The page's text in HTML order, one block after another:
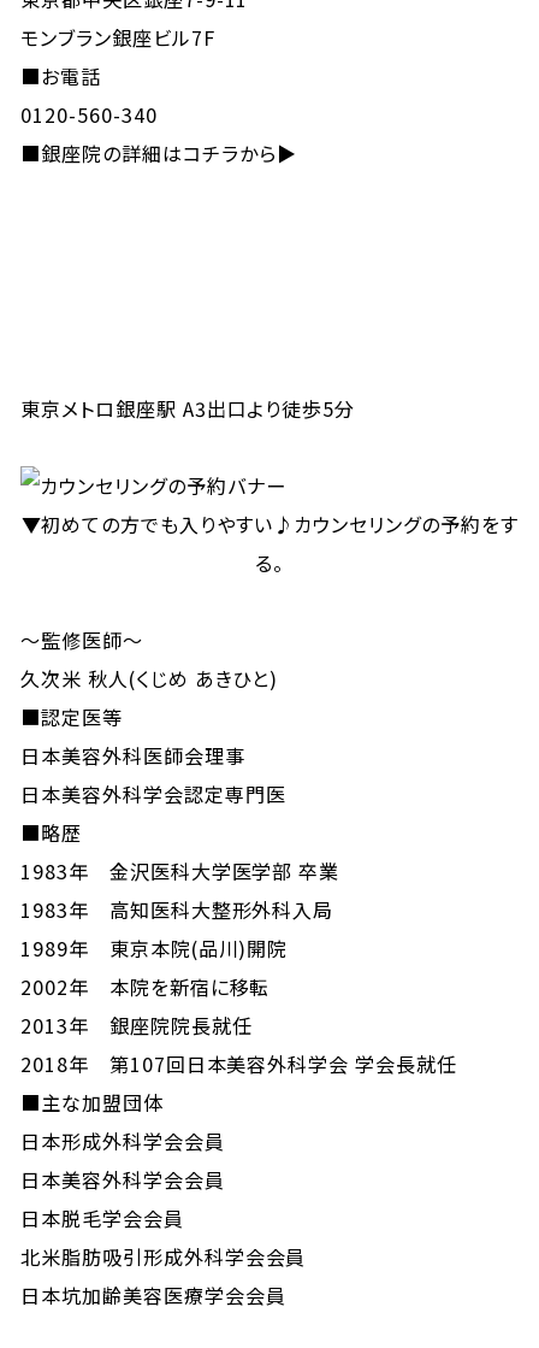
モンブラン銀座ビル7F
■お電話
0120-560-340
■銀座院の詳細はコチラから▶
東京メトロ銀座駅 A3出口より徒歩5分
▼初めての方でも入りやすい♪カウンセリングの予約をす
る。
～監修医師～
久次米 秋人(くじめ あきひと)
■認定医等
日本美容外科医師会理事
日本美容外科学会認定専門医
■略歴
1983年 金沢医科大学医学部 卒業
1983年 高知医科大整形外科入局
1989年 東京本院(品川)開院
2002年 本院を新宿に移転
2013年 銀座院院長就任
2018年 第107回日本美容外科学会 学会長就任
■主な加盟団体
日本形成外科学会会員
日本美容外科学会会員
日本脱毛学会会員
北米脂肪吸引形成外科学会会員
日本坑加齢美容医療学会会員